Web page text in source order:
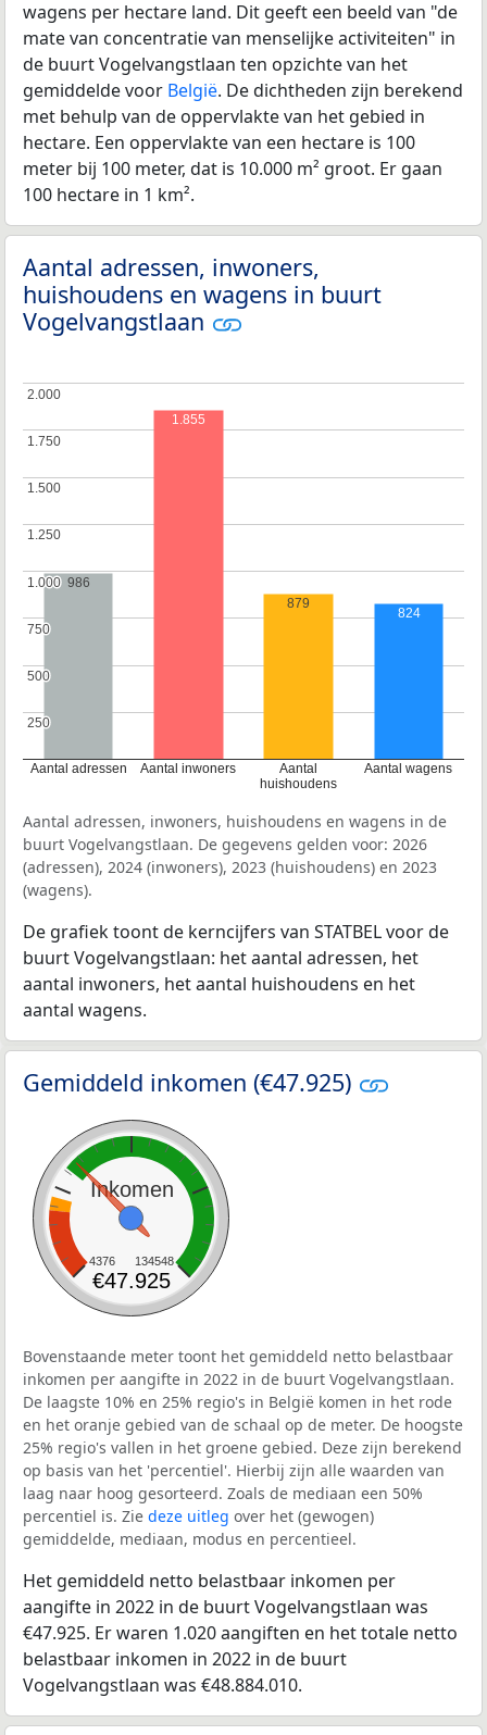
wagens per hectare land. Dit geeft een beeld van "de
mate van concentratie van menselijke activiteiten" in
de buurt Vogelvangstlaan ten opzichte van het
gemiddelde voor België. De dichtheden zijn berekend
met behulp van de oppervlakte van het gebied in
hectare. Een oppervlakte van een hectare is 100
meter bij 100 meter, dat is 10.000 m² groot. Er gaan
100 hectare in 1 km².
Aantal adressen, inwoners,
huishoudens en wagens in buurt
Vogelvangstlaan
Aantal adressen Aantal inwoners
Aantal
huishoudens
Aantal wagens
250
250
500
500
750
750
1.000
1.000
1.250
1.250
1.500
1.500
1.750
1.750
2.000
2.000
986
1.855
879
824
Aantal adressen, inwoners, huishoudens en wagens in de
buurt Vogelvangstlaan. De gegevens gelden voor: 2026
(adressen), 2024 (inwoners), 2023 (huishoudens) en 2023
(wagens).
De grafiek toont de kerncijfers van STATBEL voor de
buurt Vogelvangstlaan: het aantal adressen, het
aantal inwoners, het aantal huishoudens en het
aantal wagens.
Gemiddeld inkomen (€47.925)
Inkomen
4376 134548
€47.925
Bovenstaande meter toont het gemiddeld netto belastbaar
inkomen per aangifte in 2022 in de buurt Vogelvangstlaan.
De laagste 10% en 25% regio's in België komen in het rode
en het oranje gebied van de schaal op de meter. De hoogste
25% regio's vallen in het groene gebied. Deze zijn berekend
op basis van het 'percentiel'. Hierbij zijn alle waarden van
laag naar hoog gesorteerd. Zoals de mediaan een 50%
percentiel is. Zie deze uitleg over het (gewogen)
gemiddelde, mediaan, modus en percentieel.
Het gemiddeld netto belastbaar inkomen per
aangifte in 2022 in de buurt Vogelvangstlaan was
€47.925. Er waren 1.020 aangiften en het totale netto
belastbaar inkomen in 2022 in de buurt
Vogelvangstlaan was €48.884.010.